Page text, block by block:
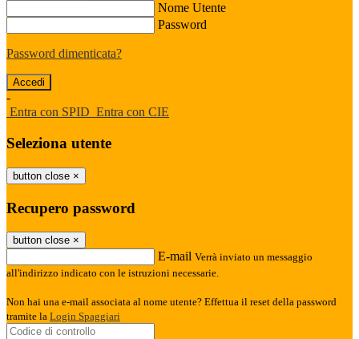
Nome Utente
Password
Password dimenticata?
-
Entra con SPID Entra con CIE
Seleziona utente
button close ×
Recupero password
button close ×
E-mail Verrà inviato un messaggio
all'indirizzo indicato con le istruzioni necessarie.
Non hai una e-mail associata al nome utente? Effettua il reset della password
tramite la Login Spaggiari